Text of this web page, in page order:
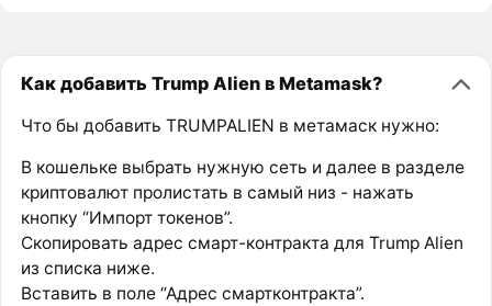
Как добавить Trump Alien в Metamask?
Что бы добавить TRUMPALIEN в метамаск нужно:
В кошельке выбрать нужную сеть и далее в разделе
криптовалют пролистать в самый низ - нажать
кнопку “Импорт токенов”.
Скопировать адрес смарт-контракта для Trump Alien
из списка ниже.
Вставить в поле “Адрес смартконтракта”.